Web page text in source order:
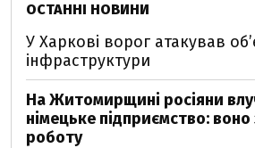
ОСТАННІ НОВИНИ
У Харкові ворог атакував
інфраструктури
На Житомирщині росіяни
німецьке підприємство:
роботу